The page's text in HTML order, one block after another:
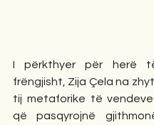
I përkthyer për herë
frëngjisht, Zija Çela na
tij metaforike të vendeve
që pasqyrojnë